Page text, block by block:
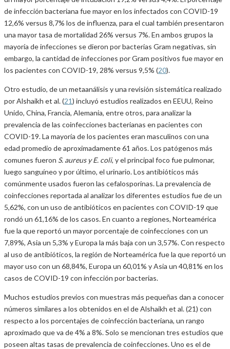
de infección bacteriana fue mayor en los infectados con COVID-19
12,6% versus 8,7% los de influenza, para el cual también presentaron
una mayor tasa de mortalidad 26% versus 7%. En ambos grupos la
mayoría de infecciones se dieron por bacterias Gram negativas, sin
embargo, la cantidad de infecciones por Gram positivos fue mayor en
los pacientes con COVID-19, 28% versus 9,5% (20).
Otro estudio, de un metaanálisis y una revisión sistemática realizado
por Alshaikh et al. (21) incluyó estudios realizados en EEUU, Reino
Unido, China, Francia, Alemania, entre otros, para analizar la
prevalencia de las coinfecciones bacterianas en pacientes con
COVID-19. La mayoría de los pacientes eran masculinos con una
edad promedio de aproximadamente 61 años. Los patógenos más
comunes fueron S. aureus y E. coli, y el principal foco fue pulmonar,
luego sanguíneo y por último, el urinario. Los antibióticos más
comúnmente usados fueron las cefalosporinas. La prevalencia de
coinfecciones reportada al analizar los diferentes estudios fue de un
5,62%, con un uso de antibióticos en pacientes con COVID-19 que
rondó un 61,16% de los casos. En cuanto a regiones, Norteamérica
fue la que reportó un mayor porcentaje de coinfecciones con un
7,89%, Asia un 5,3% y Europa la más baja con un 3,57%. Con respecto
al uso de antibióticos, la región de Norteamérica fue la que reportó un
mayor uso con un 68,84%, Europa un 60,01% y Asia un 40,81% en los
casos de COVID-19 con infección por bacterias.
Muchos estudios previos con muestras más pequeñas dan a conocer
números similares a los obtenidos en el de Alshaikh et al. (21) con
respecto a los porcentajes de coinfección bacteriana, un rango
aproximado que va de 4% a 8%. Solo se mencionan tres estudios que
poseen altas tasas de prevalencia de coinfecciones. Uno es el de